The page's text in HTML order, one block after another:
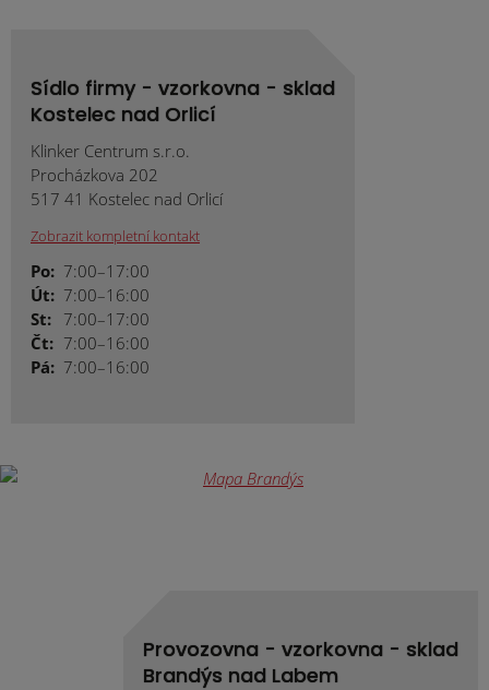
Sídlo firmy - vzorkovna - sklad
Kostelec nad Orlicí
Klinker Centrum s.r.o.
Procházkova 202
517 41 Kostelec nad Orlicí
Zobrazit kompletní kontakt
Po: 7:00–17:00
Út: 7:00–16:00
St: 7:00–17:00
Čt: 7:00–16:00
Pá: 7:00–16:00
Provozovna - vzorkovna - sklad
Brandýs nad Labem